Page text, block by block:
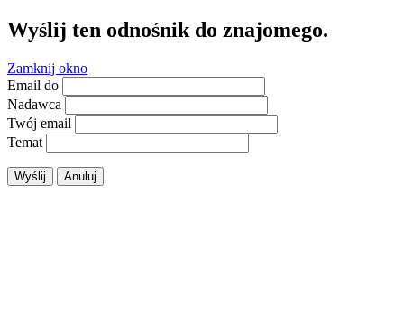
Wyślij ten odnośnik do znajomego.
Zamknij okno
Email do
Nadawca
Twój email
Temat
Wyślij Anuluj